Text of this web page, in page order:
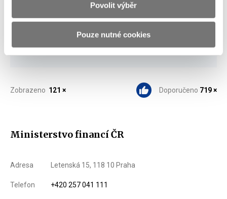
Povolit výběr
Pouze nutné cookies
Zobrazeno 121 × Doporučeno 719 ×
Ministerstvo financí ČR
Adresa Letenská 15, 118 10 Praha
Telefon +420 257 041 111